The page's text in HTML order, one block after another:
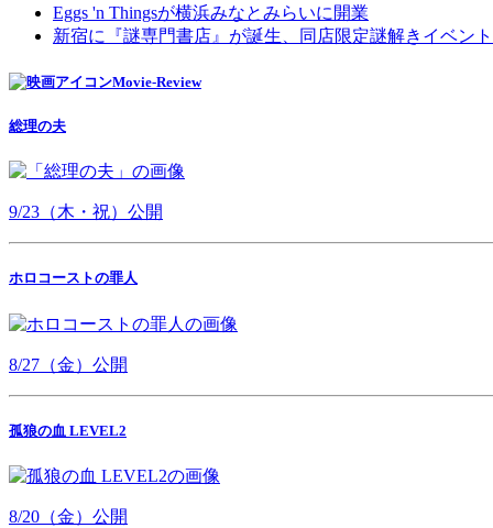
Eggs 'n Thingsが横浜みなとみらいに開業
新宿に『謎専門書店』が誕生、同店限定謎解きイベン
Movie-Review
総理の夫
9/23（木・祝）公開
ホロコーストの罪人
8/27（金）公開
孤狼の血 LEVEL2
8/20（金）公開